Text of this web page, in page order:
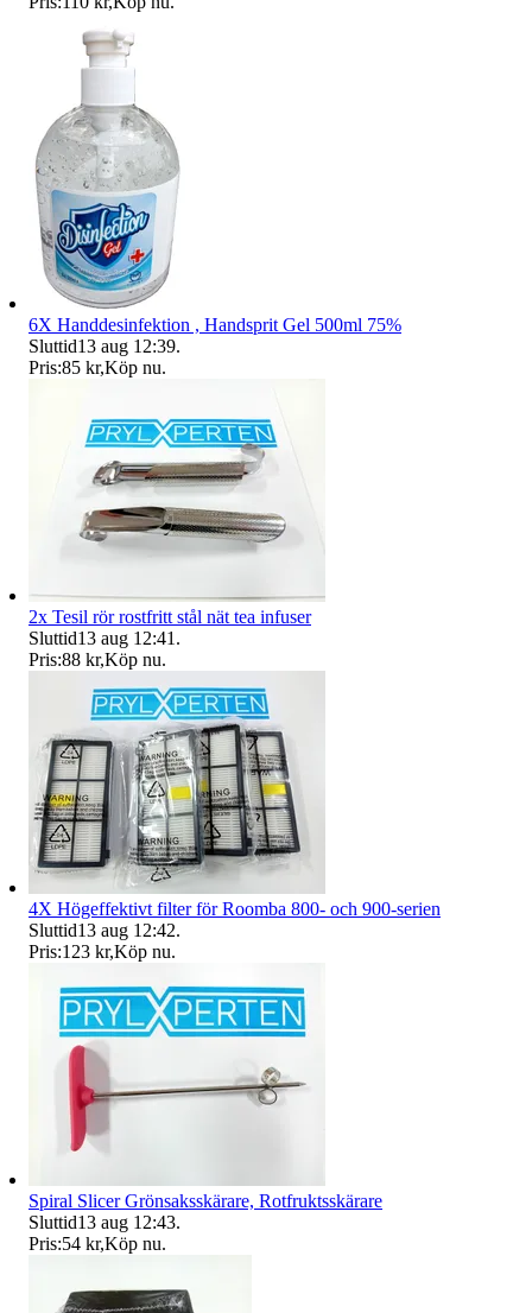
6X Handdesinfektion , Handsprit Gel 500ml 75%
Sluttid13 aug 12:39.
Pris:85 kr,Köp nu.
2x Tesil rör rostfritt stål nät tea infuser
Sluttid13 aug 12:41 .
Pris:88 kr,Köp nu.
4X Högeffektivt filter för Roomba 800- och 900-serien
Sluttid13 aug 12:42.
Pris:123 kr,Köp nu.
Spiral Slicer Grönsaksskärare, Rotfruktsskärare
Sluttid13 aug 12:43.
Pris:54 kr,Köp nu.